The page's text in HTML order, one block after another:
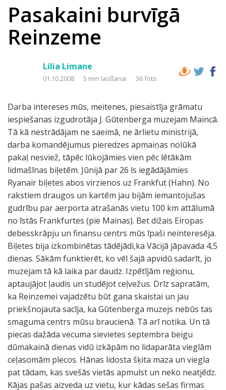
Pasakaini burvīgā
Reinzeme
Lilia Limane
01.10.2008 5 min lasīšanai 36 foto
Darba intereses mūs, meitenes, piesaistīja grāmatu
iespiešanas izgudrotāja J. Gūtenberga muzejam Maincā.
Tā kā nestrādājam ne saeimā, ne ārlietu ministrijā,
darba komandējumus pieredzes apmaiņas nolūkā
pakaļ nesviež, tāpēc lūkojāmies vien pēc lētākām
lidmašīnas biļetēm. Jūnijā par 26 ls iegādājāmies
Ryanair biļetes abos virzienos uz Frankfut (Hahn). No
rakstiem draugos un kartēm jau bijām iemantojušas
gudrību par aerporta atrašanās vietu 100 km attālumā
no īstās Frankfurtes (pie Mainas). Bet dižais Eiropas
debesskrāpju un finansu centrs mūs īpaši neinteresēja.
Biļetes bija izkombinētas tādējādi,ka Vācijā jāpavada 4,5
dienas. Sākām funktierēt, ko vēl šajā apvidū sadarīt, jo
muzejam tā kā laika par daudz. Izpētījām reģionu,
aptaujājot ļaudis un studējot ceļvežus. Drīz sapratām,
ka Reinzemei vajadzētu būt gana skaistai un jau
priekšnojauta sacīja, ka Gūtenberga muzejs nebūs tas
smaguma centrs mūsu braucienā. Tā arī notika. Un tā
piecas dažāda vecuma sievietes septembra beigu
dūmakainā dienas vidū izkāpām no lidaparāta vieglām
ceļasomām plecos. Hānas lidosta šķita maza un viegla
pat tādam, kas svešās vietās apmulst un neko neatjēdz.
Kājas pašas aizveda uz vietu, kur kādas sešas firmas